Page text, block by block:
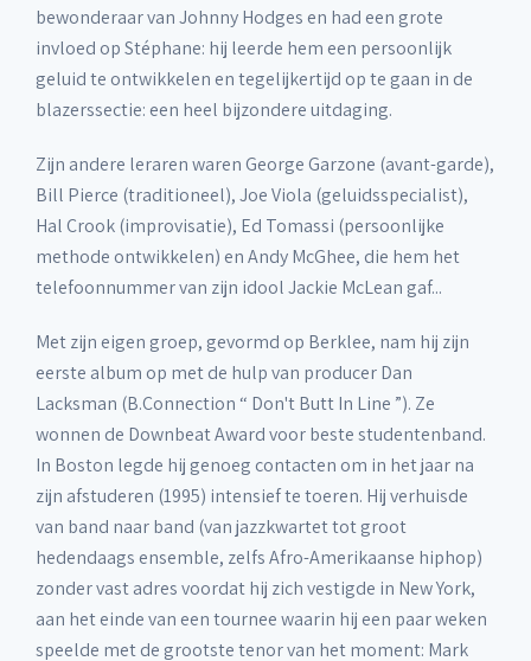
bewonderaar van Johnny Hodges en had een grote
invloed op Stéphane: hij leerde hem een persoonlijk
geluid te ontwikkelen en tegelijkertijd op te gaan in de
blazerssectie: een heel bijzondere uitdaging.
Zijn andere leraren waren George Garzone (avant-garde),
Bill Pierce (traditioneel), Joe Viola (geluidsspecialist),
Hal Crook (improvisatie), Ed Tomassi (persoonlijke
methode ontwikkelen) en Andy McGhee, die hem het
telefoonnummer van zijn idool Jackie McLean gaf...
Met zijn eigen groep, gevormd op Berklee, nam hij zijn
eerste album op met de hulp van producer Dan
Lacksman (B.Connection “ Don't Butt In Line ”). Ze
wonnen de Downbeat Award voor beste studentenband.
In Boston legde hij genoeg contacten om in het jaar na
zijn afstuderen (1995) intensief te toeren. Hij verhuisde
van band naar band (van jazzkwartet tot groot
hedendaags ensemble, zelfs Afro-Amerikaanse hiphop)
zonder vast adres voordat hij zich vestigde in New York,
aan het einde van een tournee waarin hij een paar weken
speelde met de grootste tenor van het moment: Mark